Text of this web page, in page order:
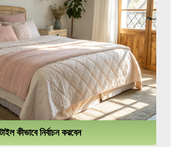
কীভাবে নির্বাচন করবেন